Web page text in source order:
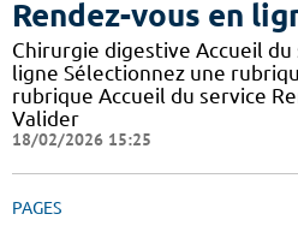
Rendez-vous en
Chirurgie digestive Accueil du
ligne Sélectionnez une
rubrique Accueil du service
Valider
18/02/2026 15:25
PAGES